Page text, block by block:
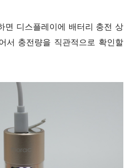
면 디스플레이에 배터리 충전 상
서 충전량을 직관적으로 확인할